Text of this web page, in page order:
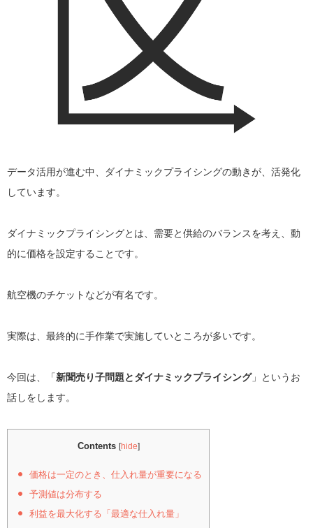
データ活用が進む中、ダイナミックプライシングの動きが、活発化
しています。
ダイナミックプライシングとは、需要と供給のバランスを考え、動
的に価格を設定することです。
航空機のチケットなどが有名です。
実際は、最終的に手作業で実施していところが多いです。
今回は、「新聞売り子問題とダイナミックプライシング」というお
話しをします。
Contents [hide]
価格は一定のとき、仕入れ量が重要になる
予測値は分布する
利益を最大化する「最適な仕入れ量」